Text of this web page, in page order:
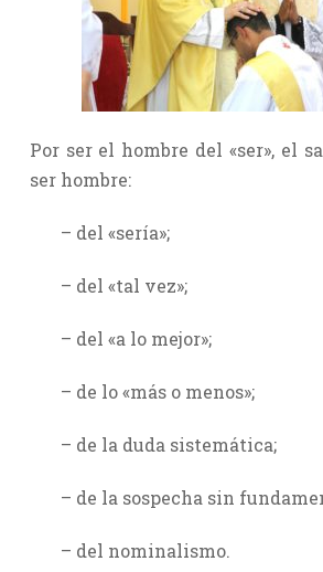
Por ser el hombre del «ser», el
ser hombre:
– del «sería»;
– del «tal vez»;
– del «a lo mejor»;
– de lo «más o menos»;
– de la duda sistemática;
– de la sospecha sin
– del nominalismo.